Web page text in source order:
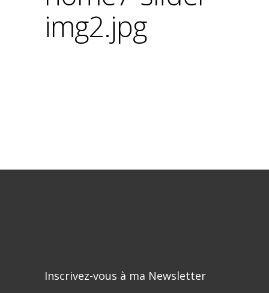
img2.jpg
Inscrivez-vous à ma Newsletter